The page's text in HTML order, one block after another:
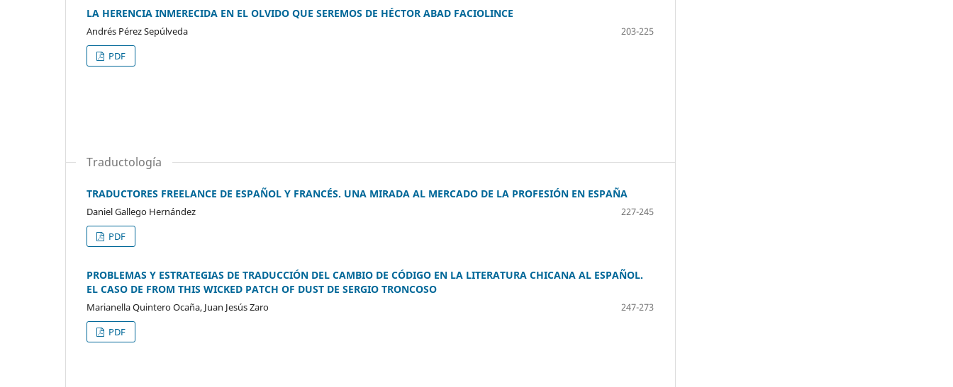
LA HERENCIA INMERECIDA EN EL OLVIDO QUE SEREMOS DE HÉCTOR ABAD FACIOLINCE
Andrés Pérez Sepúlveda
203-225
PDF
Traductología
TRADUCTORES FREELANCE DE ESPAÑOL Y FRANCÉS. UNA MIRADA AL MERCADO DE LA PROFESIÓN EN ESPAÑA
Daniel Gallego Hernández
227-245
PDF
PROBLEMAS Y ESTRATEGIAS DE TRADUCCIÓN DEL CAMBIO DE CÓDIGO EN LA LITERATURA CHICANA AL ESPAÑOL.
EL CASO DE FROM THIS WICKED PATCH OF DUST DE SERGIO TRONCOSO
Marianella Quintero Ocaña, Juan Jesús Zaro
247-273
PDF